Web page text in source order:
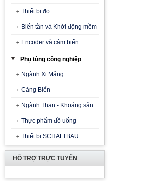
Thiết bị đo
Biến tần và Khởi động mềm
Encoder và cảm biến
Phụ tùng công nghiệp
Ngành Xi Măng
Cảng Biển
Ngành Than - Khoáng sản
Thực phẩm đồ uống
Thiết bị SCHALTBAU
HỖ TRỢ TRỰC TUYẾN